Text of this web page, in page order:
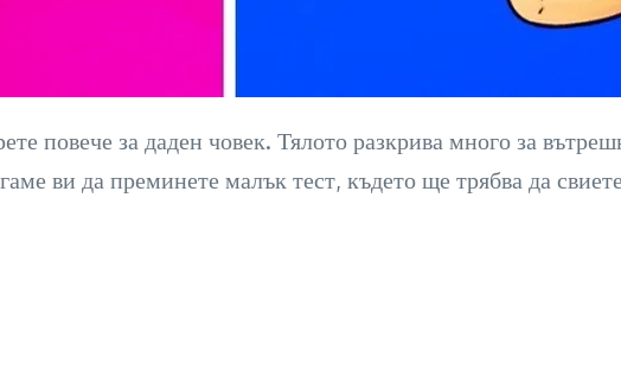
повече за даден човек. Тялото разкрива много за
ви да преминете малък тест, където ще трябва да